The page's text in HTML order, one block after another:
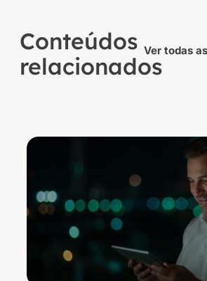
Conteúdos
relacionados
Ver todas